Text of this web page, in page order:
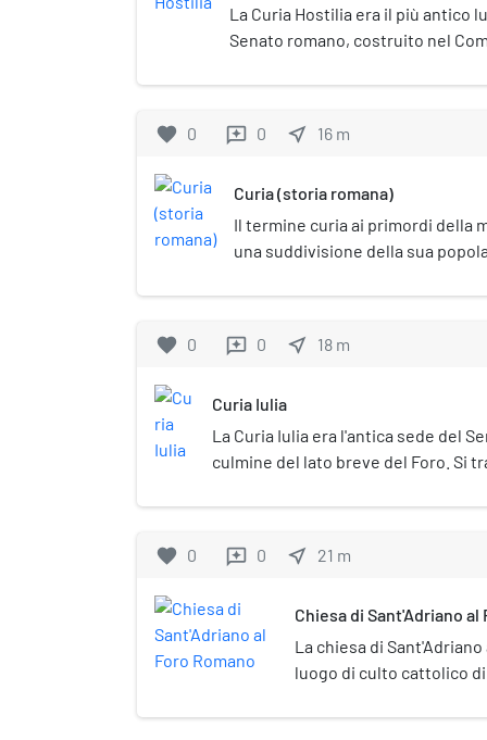
La Curia Hostilia era il più antico
Senato romano, costruito nel
seguito alla cooptazione dei
favorite 0 reviews 0 near_me 16 m
Curia (storia romana)
Il termine curia ai primordi della
una suddivisione della sua
utilizzata per significare il luogo
favorite 0 reviews 0 near_me 18 m
Curia Iulia
La Curia Iulia era l'antica sede del
culmine del lato breve del Foro. Si
separa dalla basilica Emilia) e il
favorite 0 reviews 0 near_me 21 m
Chiesa di Sant'Adriano al
La chiesa di
luogo di culto cattolico